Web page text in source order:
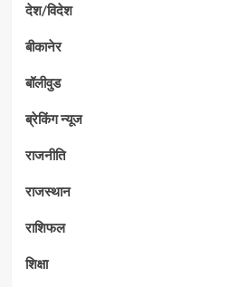
देश/विदेश
बीकानेर
बॉलीवुड
ब्रेकिंग न्यूज
राजनीति
राजस्थान
राशिफल
शिक्षा